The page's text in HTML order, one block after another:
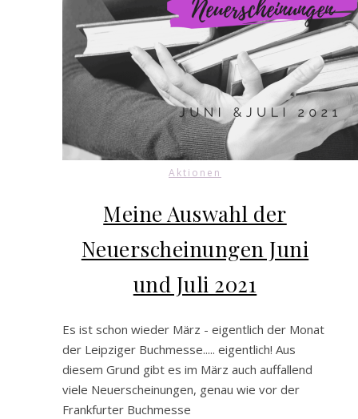
Aktionen
Meine Auswahl der
Neuerscheinungen Juni
und Juli 2021
Es ist schon wieder März - eigentlich der Monat
der Leipziger Buchmesse..... eigentlich! Aus
diesem Grund gibt es im März auch auffallend
viele Neuerscheinungen, genau wie vor der
Frankfurter Buchmesse